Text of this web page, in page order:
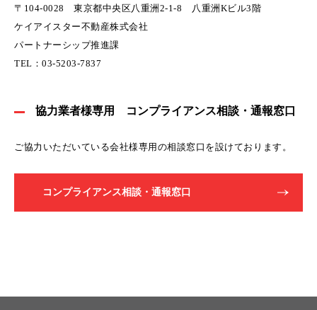
〒104-0028 東京都中央区八重洲2-1-8 八重洲Kビル3階
ケイアイスター不動産株式会社
パートナーシップ推進課
TEL：03-5203-7837
協力業者様専用 コンプライアンス相談・通報窓口
ご協力いただいている会社様専用の相談窓口を設けております。
コンプライアンス相談・通報窓口